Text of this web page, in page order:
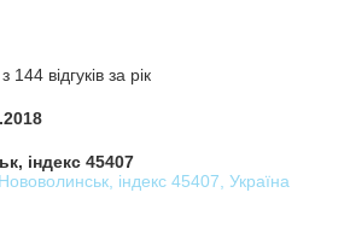
відгуків за рік
індекс 45407
індекс 45407, Україна